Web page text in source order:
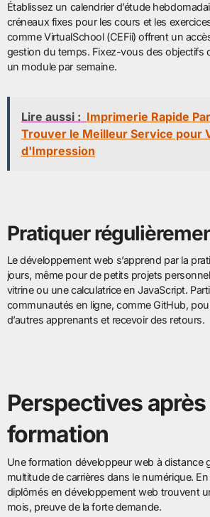
Établissez un calendrier d’étude
créneaux fixes pour les cours et les
comme VirtualSchool (CEFii) offrent un
gestion du temps. Fixez-vous des objectifs
un module par semaine.
Lire aussi : Imprimerie Rapide
Trouver le Meilleur Service pour
d'Impression
Pratiquer
Le développement web s’apprend par la
jours, même pour de petits projets
vitrine ou une calculatrice en JavaScript.
communautés en ligne, comme GitHub,
d’autres apprenants et recevoir des retours.
Perspectives après
formation
Une formation développeur web à distance
multitude de carrières dans le numérique.
diplômés en développement web trouvent
mois, preuve de la forte demande.